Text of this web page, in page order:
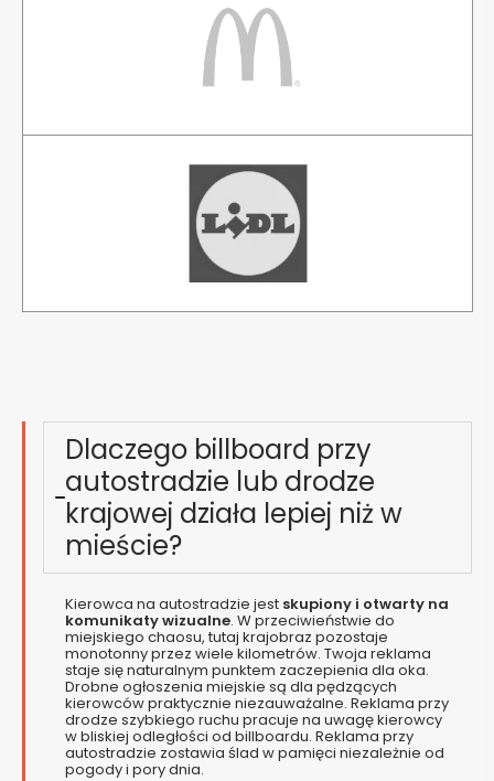
Dlaczego billboard przy
autostradzie lub drodze
krajowej działa lepiej niż w
mieście?
Kierowca na autostradzie jest skupiony i otwarty na
komunikaty wizualne. W przeciwieństwie do
miejskiego chaosu, tutaj krajobraz pozostaje
monotonny przez wiele kilometrów. Twoja reklama
staje się naturalnym punktem zaczepienia dla oka.
Drobne ogłoszenia miejskie są dla pędzących
kierowców praktycznie niezauważalne. Reklama przy
drodze szybkiego ruchu pracuje na uwagę kierowcy
w bliskiej odległości od billboardu. Reklama przy
autostradzie zostawia ślad w pamięci niezależnie od
pogody i pory dnia.